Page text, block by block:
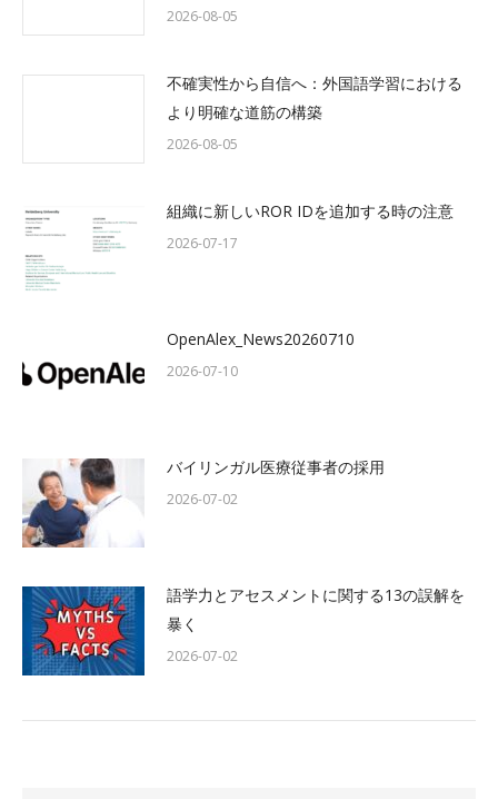
2026-08-05
不確実性から自信へ：外国語学習における
より明確な道筋の構築
2026-08-05
組織に新しいROR IDを追加する時の注意
2026-07-17
OpenAlex_News20260710
2026-07-10
バイリンガル医療従事者の採用
2026-07-02
語学力とアセスメントに関する13の誤解を
暴く
2026-07-02